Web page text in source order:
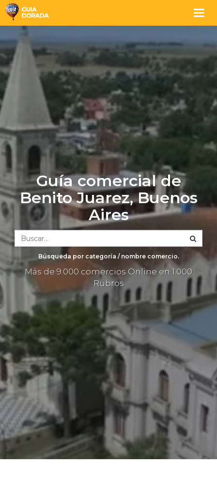
Guía comercial de
Benito Juarez, Buenos
Aires
Búsqueda por categoría / nombre comercio.
Más de 9.000 comercios Online en 1.000
Rubros